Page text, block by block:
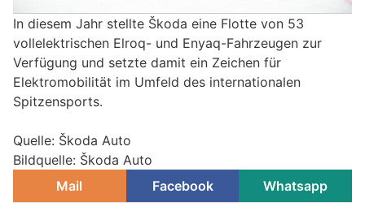
In diesem Jahr stellte Škoda eine Flotte von 53
vollelektrischen Elroq- und Enyaq-Fahrzeugen zur
Verfügung und setzte damit ein Zeichen für
Elektromobilität im Umfeld des internationalen
Spitzensports.
Quelle: Škoda Auto
Bildquelle: Škoda Auto
Mail
Facebook Whatsapp